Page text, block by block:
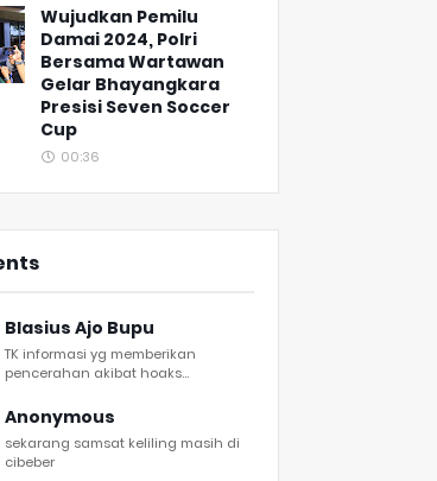
Wujudkan Pemilu
Damai 2024, Polri
Bersama Wartawan
Gelar Bhayangkara
Presisi Seven Soccer
Cup
00:36
Blasius Ajo Bupu
TK informasi yg memberikan
pencerahan akibat hoaks...
Anonymous
sekarang samsat keliling masih di
cibeber